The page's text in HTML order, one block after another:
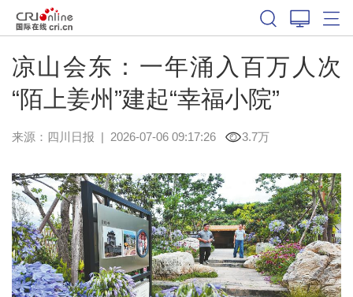
凉山会东：一年涌入百万人次
“陌上姜州”建起“幸福小院”
来源： 四川日报 | 2026-07-06 09:17:26 3.7万